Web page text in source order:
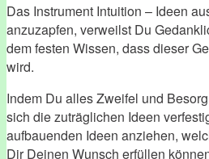
Das Instrument Intuition – Ideen
anzuzapfen, verweilst Du
dem festen Wissen, dass dieser
wird.
Indem Du alles Zweifel und
sich die zuträglichen Ideen
aufbauenden Ideen anziehen,
Dir Deinen Wunsch erfüllen